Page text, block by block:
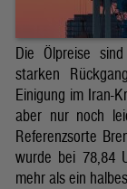
Die Ölpreise
starken
Einigung im Iran-
aber nur noch
Referenzsorte
wurde bei 78,84
mehr als ein